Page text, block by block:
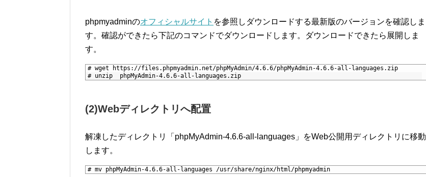
phpmyadminのオフィシャルサイト を参照しダウンロードする最新版のバージョンを確認しま
す。確認ができたら下記のコマンドでダウンロードします。ダウンロードできたら展開しま
す。
# wget https://files.phpmyadmin.net/phpMyAdmin/4.6.6/phpMyAdmin-4.6.6-all-languages.zip
# unzip  phpMyAdmin-4.6.6-all-languages.zip
(2)Webディレクトリへ配置
解凍したディレクトリ「phpMyAdmin-4.6.6-all-languages」をWeb公開用ディレクトリに移動
します。
# mv phpMyAdmin-4.6.6-all-languages /usr/share/nginx/html/phpmyadmin